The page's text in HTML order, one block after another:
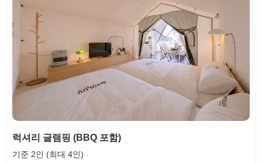
럭셔리 글램핑 (BBQ 포함)
기준 2인 (최대 4인)